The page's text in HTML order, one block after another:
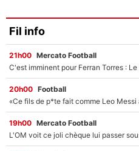
Fil info
21h00 Mercato Football
20h00 Football
19h00 Mercato Football